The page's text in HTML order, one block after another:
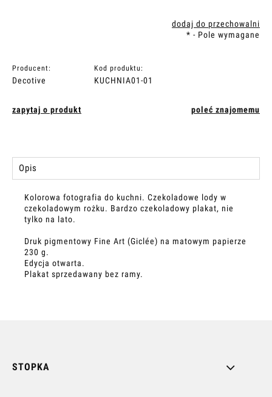
dodaj do przechowalni
* - Pole wymagane
Producent:
Decotive
Kod produktu:
KUCHNIA01-01
zapytaj o produkt poleć znajomemu
Opis
Kolorowa fotografia do kuchni. Czekoladowe lody w
czekoladowym rożku. Bardzo czekoladowy plakat, nie
tylko na lato.
Druk pigmentowy Fine Art (Giclée) na matowym papierze
230 g.
Edycja otwarta.
Plakat sprzedawany bez ramy.
STOPKA